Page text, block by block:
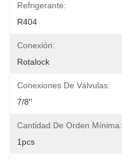
Refrigerante:
R404
Conexión:
Rotalock
Conexiones De Válvulas:
7/8''
Cantidad De Orden Mínima:
1pcs